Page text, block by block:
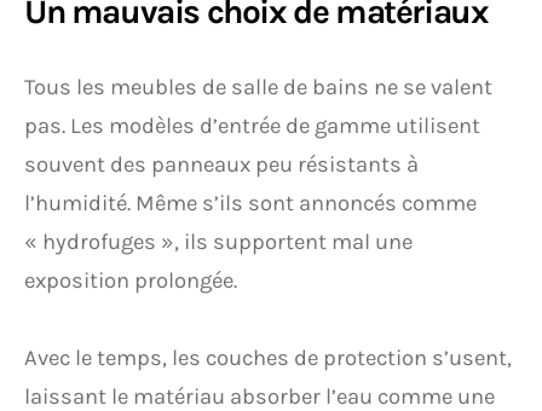
Un mauvais choix de matériaux
Tous les meubles de salle de bains ne se valent
pas. Les modèles d’entrée de gamme utilisent
souvent des panneaux peu résistants à
l’humidité. Même s’ils sont annoncés comme
« hydrofuges », ils supportent mal une
exposition prolongée.
Avec le temps, les couches de protection s’usent,
laissant le matériau absorber l’eau comme une